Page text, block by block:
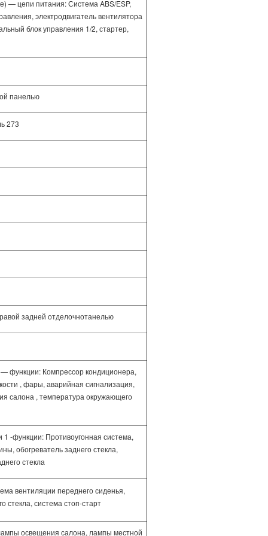
— цепи питания: Система ABS/ESP,
электродвигатель вентилятора
блок управления 1/2, стартер,
панелью
273
задней отделочнотанелью
функции: Компрессор кондиционера,
, фары, аварийная сигнализация,
салона , температура окружающего
-функции: Противоугонная система,
обогреватель заднего стекла,
стекла
вентиляции переднего сиденья,
стекла, система стоп-старт
освещения салона, лампы местной